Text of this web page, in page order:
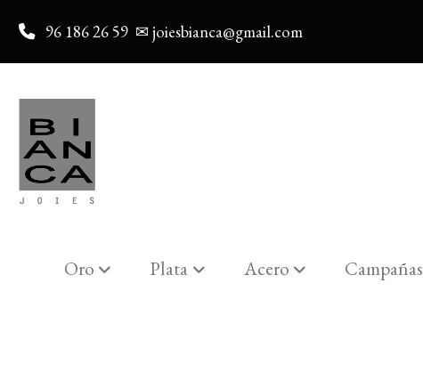
96 186 26 59 ✉ joiesbianca@gmail.com
Oro Plata Acero Campañas